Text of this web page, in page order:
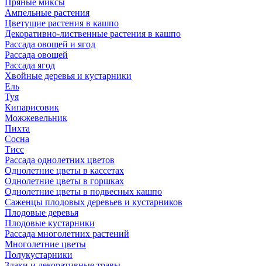
Пряные миксы
Ампельные растения
Цветущие растения в кашпо
Декоративно-лиственные растения в кашпо
Рассада овощей и ягод
Рассада овощей
Рассада ягод
Хвойные деревья и кустарники
Ель
Туя
Кипарисовик
Можжевельник
Пихта
Сосна
Тисc
Рассада однолетних цветов
Однолетние цветы в кассетах
Однолетние цветы в горшках
Однолетние цветы в подвесных кашпо
Саженцы плодовых деревьев и кустарников
Плодовые деревья
Плодовые кустарники
Рассада многолетних растений
Многолетние цветы
Полукустарники